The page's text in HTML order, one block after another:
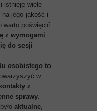
istnieje wiele
na jego jakość i
warto poświęcić
z wymogami
do sesji
osobistego to
w
kontakty z
sprawy.
aktualne,